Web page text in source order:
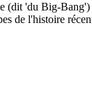
(dit 'du Big-
de l'histoire